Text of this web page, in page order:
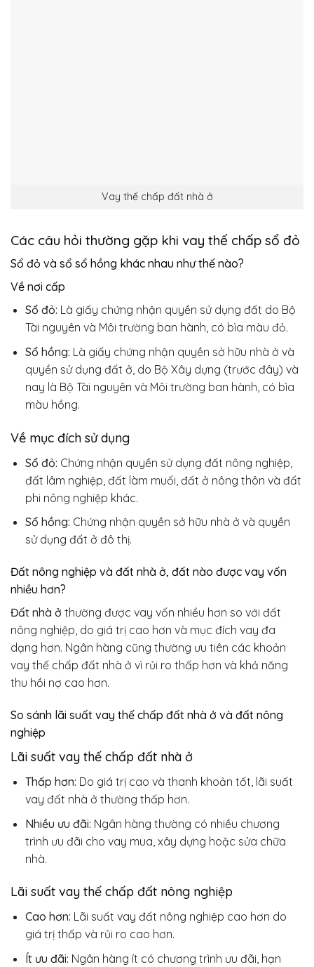
Vay thế chấp đất nhà ở
Các câu hỏi thường gặp khi vay thế chấp sổ đỏ
Sổ đỏ và sổ sổ hồng khác nhau như thế nào?
Về nơi cấp
Sổ đỏ: Là giấy chứng nhận quyền sử dụng đất do Bộ
Tài nguyên và Môi trường ban hành, có bìa màu đỏ.
Sổ hồng: Là giấy chứng nhận quyền sở hữu nhà ở và
quyền sử dụng đất ở, do Bộ Xây dựng (trước đây) và
nay là Bộ Tài nguyên và Môi trường ban hành, có bìa
màu hồng.
Về mục đích sử dụng
Sổ đỏ: Chứng nhận quyền sử dụng đất nông nghiệp,
đất lâm nghiệp, đất làm muối, đất ở nông thôn và đất
phi nông nghiệp khác.
Sổ hồng: Chứng nhận quyền sở hữu nhà ở và quyền
sử dụng đất ở đô thị.
Đất nông nghiệp và đất nhà ở, đất nào được vay vốn
nhiều hơn?
Đất nhà ở thường được vay vốn nhiều hơn so với đất
nông nghiệp, do giá trị cao hơn và mục đích vay đa
dạng hơn. Ngân hàng cũng thường ưu tiên các khoản
vay thế chấp đất nhà ở vì rủi ro thấp hơn và khả năng
thu hồi nợ cao hơn.
So sánh lãi suất vay thế chấp đất nhà ở và đất nông
nghiệp
Lãi suất vay thế chấp đất nhà ở
Thấp hơn: Do giá trị cao và thanh khoản tốt, lãi suất
vay đất nhà ở thường thấp hơn.
Nhiều ưu đãi: Ngân hàng thường có nhiều chương
trình ưu đãi cho vay mua, xây dựng hoặc sửa chữa
nhà.
Lãi suất vay thế chấp đất nông nghiệp
Cao hơn: Lãi suất vay đất nông nghiệp cao hơn do
giá trị thấp và rủi ro cao hơn.
Ít ưu đãi: Ngân hàng ít có chương trình ưu đãi, hạn